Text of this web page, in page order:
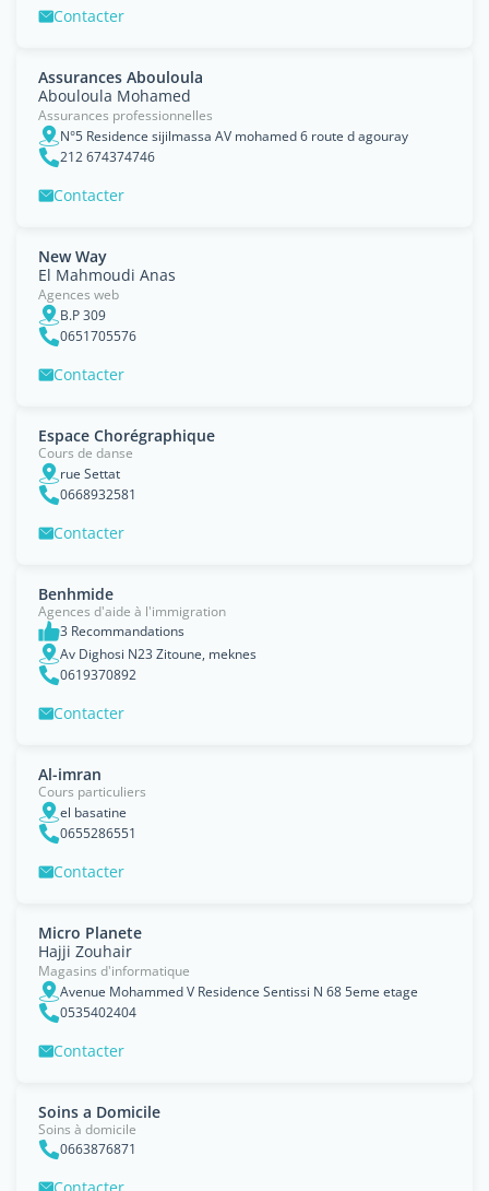
Contacter
Assurances Abouloula
Abouloula Mohamed
Assurances professionnelles
N°5 Residence sijilmassa AV mohamed 6 route d agouray
212 674374746
Contacter
New Way
El Mahmoudi Anas
Agences web
B.P 309
0651705576
Contacter
Espace Chorégraphique
Cours de danse
rue Settat
0668932581
Contacter
Benhmide
Agences d'aide à l'immigration
3 Recommandations
Av Dighosi N23 Zitoune, meknes
0619370892
Contacter
Al-imran
Cours particuliers
el basatine
0655286551
Contacter
Micro Planete
Hajji Zouhair
Magasins d'informatique
Avenue Mohammed V Residence Sentissi N 68 5eme etage
0535402404
Contacter
Soins a Domicile
Soins à domicile
0663876871